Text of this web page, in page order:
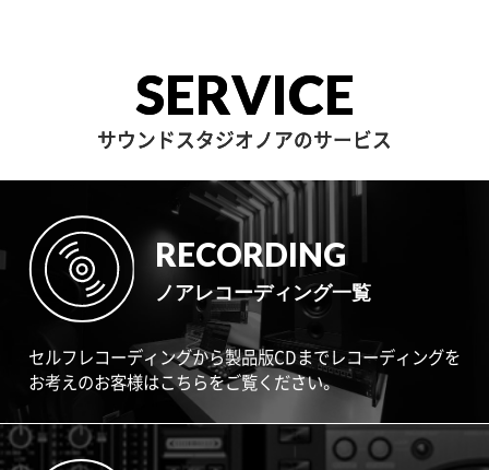
SERVICE
サウンドスタジオノアのサービス
RECORDING
ノアレコーディング一覧
セルフレコーディングから製品版CDまでレコーディングを
お考えのお客様はこちらをご覧ください。